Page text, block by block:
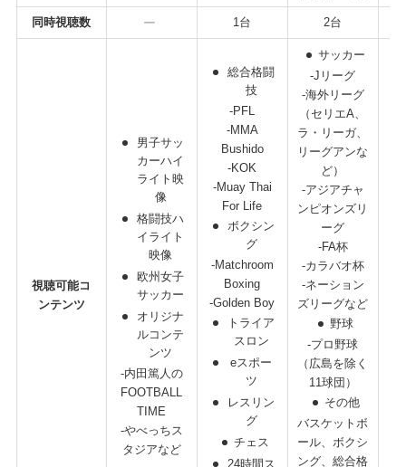
同時視聴数 1台 2台
視聴可能コ
ンテンツ
男子サッ
カーハイ
ライト映
像
格闘技ハ
イライト
映像
欧州女子
サッカー
オリジナ
ルコンテ
ンツ
-内田篤人の
FOOTBALL
TIME
-やべっちス
タジアなど
総合格闘
技
-PFL
-MMA
Bushido
-KOK
-Muay Thai
For Life
ボクシン
グ
-Matchroom
Boxing
-Golden Boy
トライア
スロン
eスポー
ツ
レスリン
グ
チェス
24時間ス
サッカー
-Jリーグ
-海外リーグ
（セリエA、
ラ・リーガ、
リーグアンな
ど）
-アジアチャ
ンピオンズリ
ーグ
-FA杯
-カラバオ杯
-ネーション
ズリーグなど
野球
-プロ野球
（広島を除く
11球団）
その他
バスケットボ
ール、ボクシ
ング、総合格